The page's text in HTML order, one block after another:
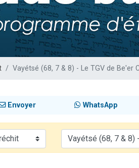
de nous rejoindre sur WhatsApp
son Maasser
de nous rejoindre sur WhatsApp
Vayétsé (68, 7 & 8) - Le TGV de Be'er
Envoyer WhatsApp